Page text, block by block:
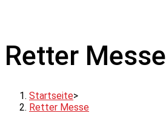
Retter Messe
Startseite>
Retter Messe